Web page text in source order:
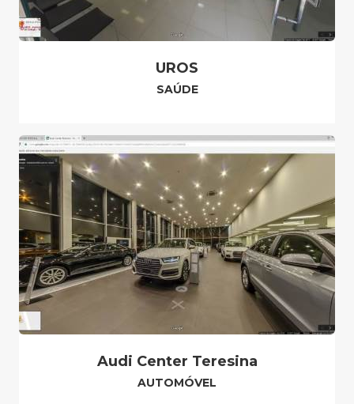
UROS
SAÚDE
Audi Center Teresina
AUTOMÓVEL